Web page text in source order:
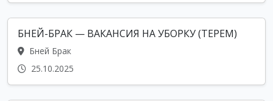
БНЕЙ-БРАК — ВАКАНСИЯ НА УБОРКУ (ТЕРЕМ)
Бней Брак
25.10.2025